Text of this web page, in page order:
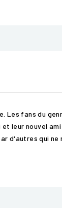
Les fans du
leur nouvel
d'autres qui ne